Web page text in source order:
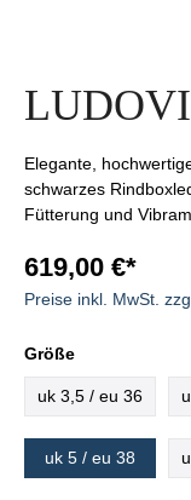
Elegante,
schwarzes
Fütterung und
619,00 €*
Preise inkl. MwSt.
Größe
uk 3,5 / eu 36
uk 5 / eu 38